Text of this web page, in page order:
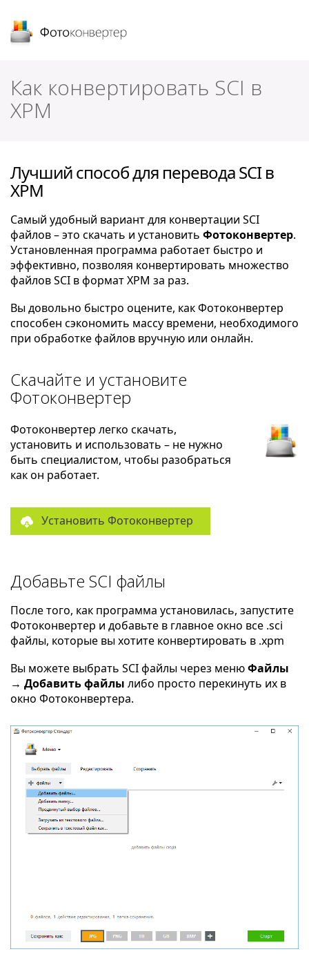
Как конвертировать SCI в
XPM
Лучший способ для перевода SCI в
XPM
Самый удобный вариант для конвертации SCI
файлов – это скачать и установить Фотоконвертер.
Установленная программа работает быстро и
эффективно, позволяя конвертировать множество
файлов SCI в формат XPM за раз.
Вы довольно быстро оцените, как Фотоконвертер
способен сэкономить массу времени, необходимого
при обработке файлов вручную или онлайн.
Скачайте и установите
Фотоконвертер
Фотоконвертер легко скачать,
установить и использовать – не нужно
быть специалистом, чтобы разобраться
как он работает.
Установить Фотоконвертер
Добавьте SCI файлы
После того, как программа установилась, запустите
Фотоконвертер и добавьте в главное окно все .sci
файлы, которые вы хотите конвертировать в .xpm
Вы можете выбрать SCI файлы через менюФайлы
→ Добавить файлы либо просто перекинуть их в
окно Фотоконвертера.